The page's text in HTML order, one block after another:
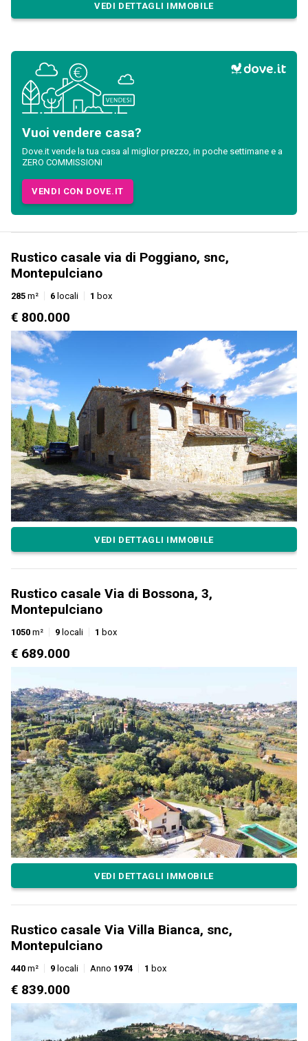
VEDI DETTAGLI IMMOBILE
Vuoi vendere casa?
Dove.it vende la tua casa al miglior prezzo, in poche settimane e a
ZERO COMMISSIONI
VENDI CON DOVE.IT
Rustico casale via di Poggiano, snc,
Montepulciano
285 m² 6 locali 1 box
€ 800.000
VEDI DETTAGLI IMMOBILE
Rustico casale Via di Bossona, 3,
Montepulciano
1050 m² 9 locali 1 box
€ 689.000
VEDI DETTAGLI IMMOBILE
Rustico casale Via Villa Bianca, snc,
Montepulciano
440 m² 9 locali Anno 1974 1 box
€ 839.000